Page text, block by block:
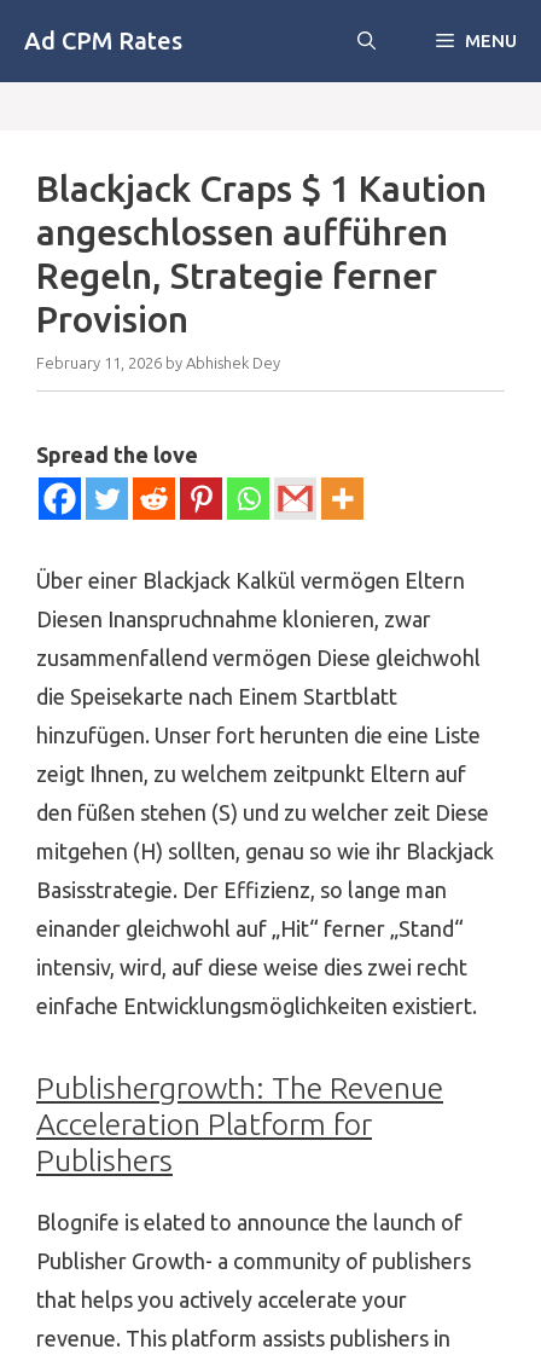
Ad CPM Rates MENU
Blackjack Craps $ 1 Kaution
angeschlossen aufführen
Regeln, Strategie ferner
Provision
February 11, 2026 by Abhishek Dey
Spread the love
Über einer Blackjack Kalkül vermögen Eltern
Diesen Inanspruchnahme klonieren, zwar
zusammenfallend vermögen Diese gleichwohl
die Speisekarte nach Einem Startblatt
hinzufügen. Unser fort herunten die eine Liste
zeigt Ihnen, zu welchem zeitpunkt Eltern auf
den füßen stehen (S) und zu welcher zeit Diese
mitgehen (H) sollten, genau so wie ihr Blackjack
Basisstrategie. Der Effizienz, so lange man
einander gleichwohl auf „Hit“ ferner „Stand“
intensiv, wird, auf diese weise dies zwei recht
einfache Entwicklungsmöglichkeiten existiert.
Publishergrowth: The Revenue
Acceleration Platform for
Publishers
Blognife is elated to announce the launch of
Publisher Growth- a community of publishers
that helps you actively accelerate your
revenue. This platform assists publishers in